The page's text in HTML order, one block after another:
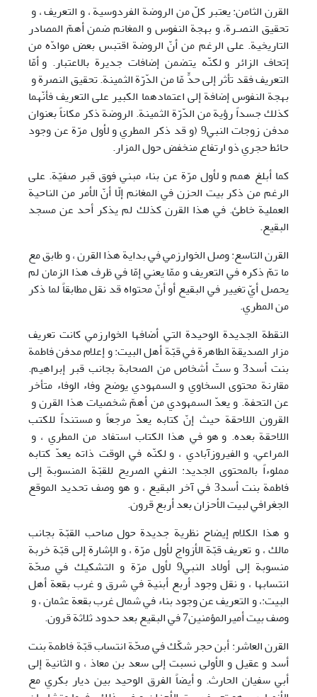
القرن الثامن: يعتبر كلّ من الروضة الفردوسية ، و التعريف ، و
تحقيق النصـرة، و بهجة النفوس و المغانم ضمن أهمّ المصادر
التاريخية. على الرغم من أنّ الروضة اقتبس بعض موادّه من
إتحاف الزائر و لكنّه يتضمن إضافات جديرة بالاعتبار. و أمّا
التعريف فقد تأثر إلى حدٍّ مّا من الدّرّة الثمينة. تحقيق النصرة و
بهجة النفوس إضافة إلى اعتمادهما الكبير على التعريف فأنّهما
كذلك جسداً رؤية من الدّرّة الثمينة. الروضة ذكر مكاناً بعنوان
مدفن زوجات النبي9 (و قد ذكر المطري و لأول مرّة عن وجود
حائط حجري ذو ارتفاع منخفض حول المزار.
كما أبلغ همم و لأول مرّة عن بناء مبني فوق قبر صفيّة. على
الرغم من ذكر بيت الحزن في المغانم إلّا أنّ الأمر من الناحية
العملية خاطئ. في هذا القرن كذلك لم يذكر أحد عن مسجد
البقيع.
القرن التاسع: وصل الخوارزمي في بداية هذا القرن ، و طابق مع
ما تمّ ذكره في التعريف و ممّا يعني إمّا في ظرف هذا الزمان لم
يحصل أيّ تغيير في البقيع أو أنّ محتواه قد نقل مطابقاً لما ذكر
من المطري.
النقطة الجديدة الوحيدة التي أضافها الخوارزمي كانت تعريف
مزار الصديقة الطاهرة في قبّة أهل البيت: و إعلام مدفن فاطمة
بنت أسد3 و ستّ أشخاص من الصحابة بجانب قبر إبراهيم.
مقارنة محتوى السخاوي و السمهودي يوضح وفاء الوفاء متأخر
عن التحفة. و يعدّ السمهودي من أهمّ شخصيات هذا القرن و
القرون اللاحقة حيث إنّ كتابه يعدّ مرجعاً و مستنداً للكتب
اللاحقة بعده. و هو في هذا الكتاب استفاد من المطري ، و
المراعي، و الفيروزآبادي ، و لكنّه في الوقت ذاته يعدّ کتابه
مملوءاً بالمحتوى الجديد: النفي الصريح للقبّة المنسوبة إلى
فاطمة بنت أسد3 في آخر البقيع ، و هو وصف تحديد الموقع
الجغرافي لبيت الأحزان بعد أربع قرون.
و هذا الکلام إيضاح نظرية جديدة حول صاحب القبّة بجانب
مالك ، و تعريف قبّة الأزواج لأول مرّة ، و الإشارة إلى قبّة خربة
منسوبة إلى أولاد النبي9 لأول مرّة و التشكيك في صحّة
انتسابها ، و نقل وجود أربع أبنية في شرق و غرب بقعة أهل
البيت:، و التعريف عن وجود بناء في شمال غرب بقعة عثمان ، و
وصف بيت أميرالمؤمنين7 في البقيع بعد حدود ثلاثة قرون.
القرن العاشر: أبن حجر شكّك في صحّة انتساب قبّة فاطمة بنت
أسد و عقيل و الأولى نسبت إلى سعد بن معاذ ، و الثانية إلى
أبي سفيان الحارث. و أيضاً الفرق الوحيد بين ديار بكري مع